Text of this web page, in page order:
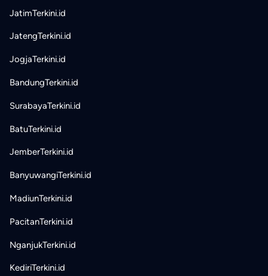
JatimTerkini.id
JatengTerkini.id
JogjaTerkini.id
BandungTerkini.id
SurabayaTerkini.id
BatuTerkini.id
JemberTerkini.id
BanyuwangiTerkini.id
MadiunTerkini.id
PacitanTerkini.id
NganjukTerkini.id
KediriTerkini.id